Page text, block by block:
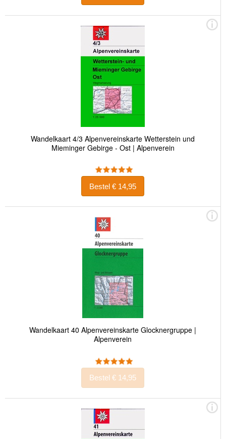
Wandelkaart 4/3 Alpenvereinskarte Wetterstein und
Mieminger Gebirge - Ost | Alpenverein
Bestel € 14,95
Wandelkaart 40 Alpenvereinskarte Glocknergruppe |
Alpenverein
Bestel € 14,95